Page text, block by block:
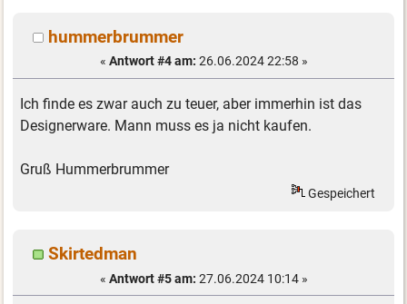
hummerbrummer
« Antwort #4 am: 26.06.2024 22:58 »
Ich finde es zwar auch zu teuer, aber immerhin ist das
Designerware. Mann muss es ja nicht kaufen.
Gruß Hummerbrummer
Gespeichert
Skirtedman
« Antwort #5 am: 27.06.2024 10:14 »